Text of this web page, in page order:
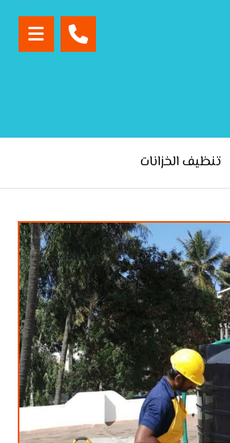
تنظيف الخزانات